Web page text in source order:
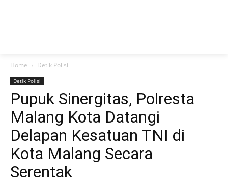
Home Detik Polisi
Detik Polisi
Pupuk Sinergitas, Polresta
Malang Kota Datangi
Delapan Kesatuan TNI di
Kota Malang Secara
Serentak